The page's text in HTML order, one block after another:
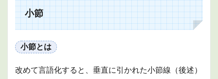
小節
とは
1.2
小節
に対
でき
る一
小節
小節とは
改めて言語化すると、垂直に引かれた小節線（後述）